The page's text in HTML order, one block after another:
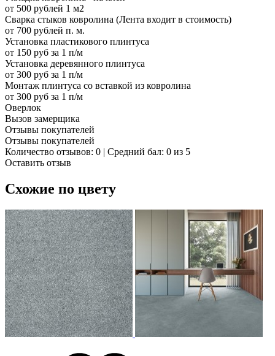
от 500 рублей 1 м2
Сварка стыков ковролина (Лента входит в стоимость)
от 700 рублей п. м.
Установка пластикового плинтуса
от 150 руб за 1 п/м
Установка деревянного плинтуса
от 300 руб за 1 п/м
Монтаж плинтуса со вставкой из ковролина
от 300 руб за 1 п/м
Оверлок
Вызов замерщика
Отзывы покупателей
Отзывы покупателей
Количество отзывов: 0 | Средний бал: 0 из 5
Оставить отзыв
Схожие по цвету